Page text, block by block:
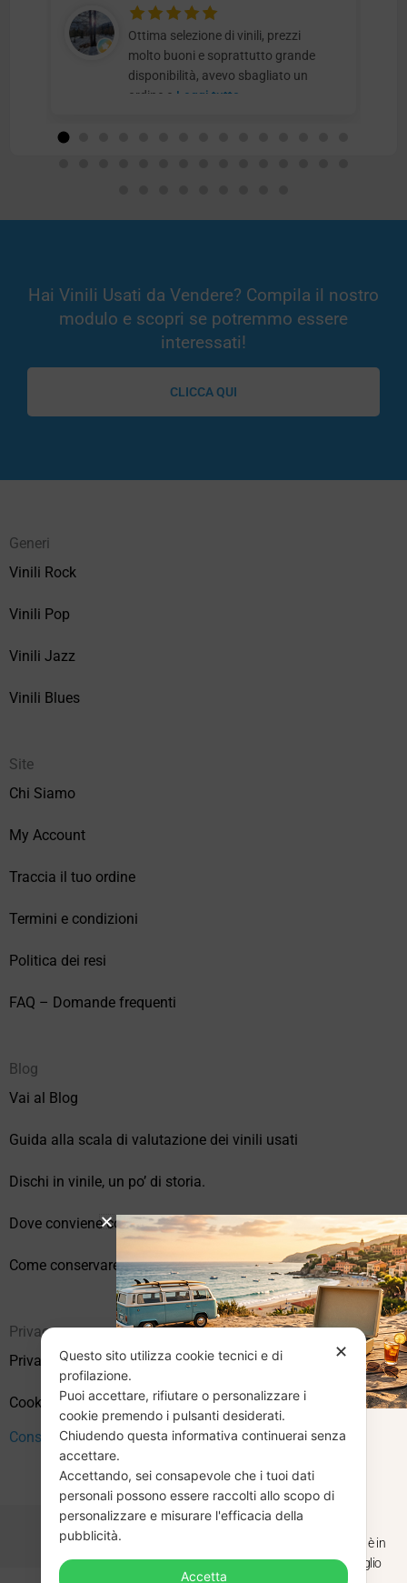
Ottima selezione di vinili, prezzi
molto buoni e soprattutto grande
disponibilità, avevo sbagliato un
ordine e Leggi tutto
Hai Vinili Usati da Vendere? Compila il nostro
modulo e scopri se potremmo essere
interessati!
CLICCA QUI
Generi
Vinili Rock
Vinili Pop
Vinili Jazz
Vinili Blues
Site
Chi Siamo
My Account
Traccia il tuo ordine
Termini e condizioni
Politica dei resi
FAQ – Domande frequenti
Blog
Vai al Blog
Guida alla scala di valutazione dei vinili usati
Dischi in vinile, un po’ di storia.
Dove conviene comprare vinili online?
Come conservare correttamente i vinili usati
Privacy
Privacy Policy
Cookie Policy (UE)
Consenso
✕
Questo sito utilizza cookie tecnici e di
profilazione.
Puoi accettare, rifiutare o personalizzare i
cookie premendo i pulsanti desiderati.
Chiudendo questa informativa continuerai senza
accettare.
Accettando, sei consapevole che i tuoi dati
personali possono essere raccolti allo scopo di
personalizzare e misurare l'efficacia della
pubblicità.
Accetta
CHIUSURA
ESTIVA
Dal 29 luglio al 31 agosto venditaviniliusati.it è in
pausa estiva. Gli ordini ricevuti entro il 29 luglio